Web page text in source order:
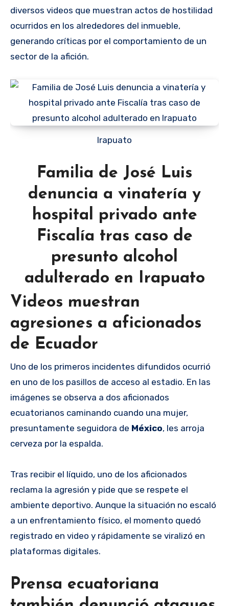
diversos videos que muestran actos de hostilidad
ocurridos en los alrededores del inmueble,
generando críticas por el comportamiento de un
sector de la afición.
Irapuato
Familia de José Luis
denuncia a vinatería y
hospital privado ante
Fiscalía tras caso de
presunto alcohol
adulterado en Irapuato
Videos muestran
agresiones a aficionados
de Ecuador
Uno de los primeros incidentes difundidos ocurrió
en uno de los pasillos de acceso al estadio. En las
imágenes se observa a dos aficionados
ecuatorianos caminando cuando una mujer,
presuntamente seguidora de México, les arroja
cerveza por la espalda.
Tras recibir el líquido, uno de los aficionados
reclama la agresión y pide que se respete el
ambiente deportivo. Aunque la situación no escaló
a un enfrentamiento físico, el momento quedó
registrado en video y rápidamente se viralizó en
plataformas digitales.
Prensa ecuatoriana